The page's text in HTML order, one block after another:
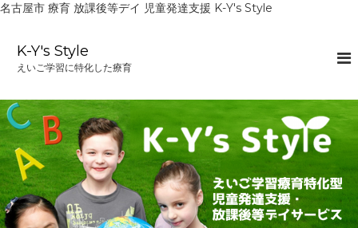
名古屋市 療育 放課後等デイ 児童発達支援 K-Y's Style
へ
ス
キ
ッ
プ
K-Y's Style
えいご学習に特化した療育